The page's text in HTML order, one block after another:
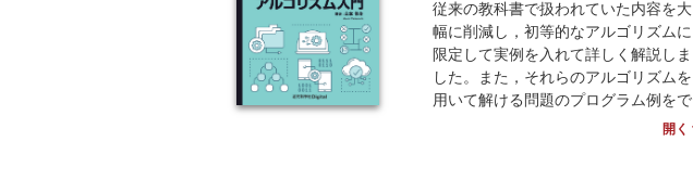
従来の教科書で扱われていた内容を大
幅に削減し，初等的なアルゴリズムに
限定して実例を入れて詳しく解説しま
した。また，それらのアルゴリズムを
用いて解ける問題のプログラム例をで
きる限り含めています。それは，著者
開く